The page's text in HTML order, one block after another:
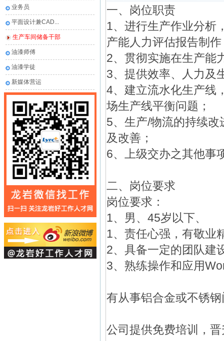
业务员
平面设计兼CAD...
生产车间储备干部
油漆师傅
油漆学徒
新媒体营运
一、岗位职责
1、进行生产作业分析
产能人力评估报告制作
2、贯彻实施在生产能
3、提供效率、人力及
4、建立流水化生产线
场生产线平衡问题；
5、生产/物流的持续
及改善；
6、上级交办之其他事
二、岗位要求
岗位要求：
1、男、45岁以下、
1、责任心强，有敬业
2、具备一定的团队建
3、熟练操作和应用
有从事铝合金或不锈
公司提供免费培训，